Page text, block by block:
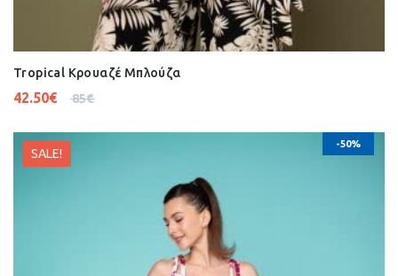
Tropical Κρουαζέ Μπλούζα
85€
42.50€
-50%
SALE!